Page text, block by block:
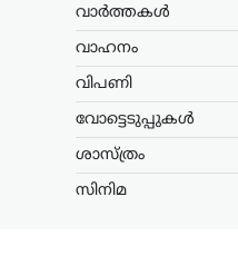
വാർത്തകൾ
വാഹനം
വിപണി
വോട്ടെടുപ്പുകൾ
ശാസ്ത്രം
സിനിമ
അർജുൻ
ക്രൗഡ്